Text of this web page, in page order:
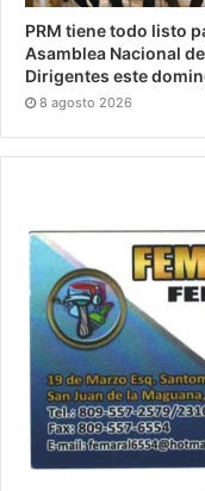
PRM tiene todo listo
Asamblea Nacional de
Dirigentes este
8 agosto 2026